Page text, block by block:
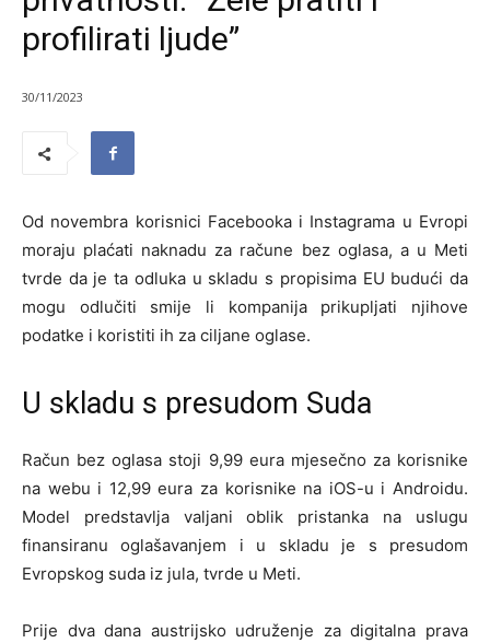
profilirati ljude”
30/11/2023
Od novembra korisnici Facebooka i Instagrama u Evropi
moraju plaćati naknadu za račune bez oglasa, a u Meti
tvrde da je ta odluka u skladu s propisima EU budući da
mogu odlučiti smije li kompanija prikupljati njihove
podatke i koristiti ih za ciljane oglase.
U skladu s presudom Suda
Račun bez oglasa stoji 9,99 eura mjesečno za korisnike
na webu i 12,99 eura za korisnike na iOS-u i Androidu.
Model predstavlja valjani oblik pristanka na uslugu
finansiranu oglašavanjem i u skladu je s presudom
Evropskog suda iz jula, tvrde u Meti.
Prije dva dana austrijsko udruženje za digitalna prava